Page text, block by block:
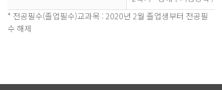
* 전공필수(졸업필수)교과목 : 2020년 2월 졸업생부터 전공필
수 해제